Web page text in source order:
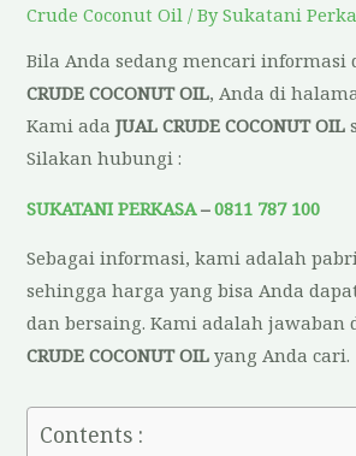
Crude Coconut Oil / BySukatani
Bila Anda sedang mencari
CRUDE COCONUT OIL, Anda di
Kami adaJUAL CRUDE COCONUT OIL
Silakan hubungi :
SUKATANI PERKASA–0811 787 100
Sebagai informasi, kami adalah
sehingga harga yang bisa Anda
dan bersaing. Kami adalah
CRUDE COCONUT OIL yang Anda cari.
Contents :